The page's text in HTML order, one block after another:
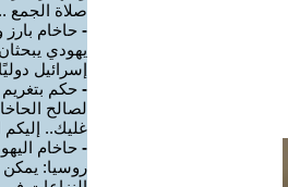
صلاة الجمع
- حاخام بارز
يهودي
إسرائيل
- حكم
لصالح
غليك..
- حاخام
روسيا: يمكن